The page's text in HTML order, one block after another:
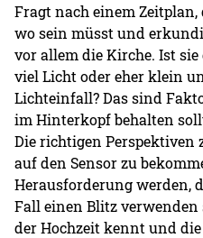
Fragt nach einem
wo sein müsst und
vor allem die Kirche. Ist
viel Licht oder eher klein
Lichteinfall? Das sind
im Hinterkopf behalten
Die richtigen Perspektiven
auf den Sensor zu
Herausforderung werden,
Fall einen Blitz
der Hochzeit kennt und